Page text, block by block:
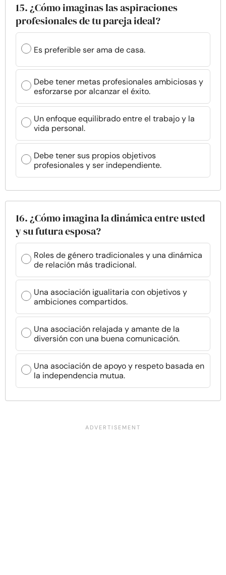
15. ¿Cómo imaginas las aspiraciones
profesionales de tu pareja ideal?
Es preferible ser ama de casa.
Debe tener metas profesionales ambiciosas y
esforzarse por alcanzar el éxito.
Un enfoque equilibrado entre el trabajo y la
vida personal.
Debe tener sus propios objetivos
profesionales y ser independiente.
16. ¿Cómo imagina la dinámica entre usted
y su futura esposa?
Roles de género tradicionales y una dinámica
de relación más tradicional.
Una asociación igualitaria con objetivos y
ambiciones compartidos.
Una asociación relajada y amante de la
diversión con una buena comunicación.
Una asociación de apoyo y respeto basada en
la independencia mutua.